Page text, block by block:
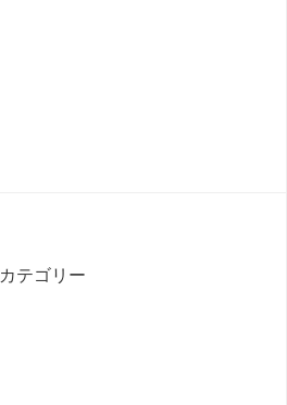
カテゴリー